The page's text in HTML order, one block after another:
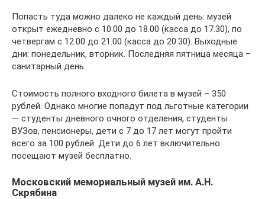
Попасть туда можно далеко не каждый день: музей
открыт ежедневно с 10.00 до 18.00 (касса до 17.30), по
четвергам с 12.00 до 21.00 (касса до 20.30). Выходные
дни: понедельник, вторник. Последняя пятница месяца –
санитарный день.
Стоимость полного входного билета в музей – 350
рублей. Однако многие попадут под льготные категории
— студенты дневного очного отделения, студенты
ВУЗов, пенсионеры, дети с 7 до 17 лет могут пройти
всего за 100 рублей. Дети до 6 лет включительно
посещают музей бесплатно.
Московский мемориальный музей им. А.Н.
Скрябина